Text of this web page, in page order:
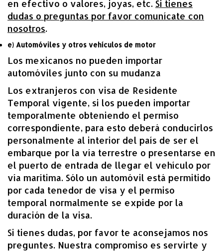
en efectivo o valores, joyas, etc. Si tienes
dudas o preguntas por favor comunícate con
nosotros.
e) Automóviles y otros vehículos de motor
Los mexicanos no pueden importar
automóviles junto con su mudanza
Los extranjeros con visa de Residente
Temporal vigente, si los pueden importar
temporalmente obteniendo el permiso
correspondiente, para esto deberá conducirlos
personalmente al interior del país de ser el
embarque por la vía terrestre o presentarse en
el puerto de entrada de llegar el vehículo por
vía marítima. Sólo un automóvil está permitido
por cada tenedor de visa y el permiso
temporal normalmente se expide por la
duración de la visa.
Si tienes dudas, por favor te aconsejamos nos
preguntes. Nuestra compromiso es servirte y